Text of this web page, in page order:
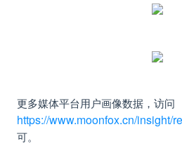
更多媒体平台用户画像数据，访问
https://www.moonfox.cn/insight/
可。